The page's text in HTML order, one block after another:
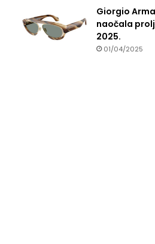
Giorgio
naočala
2025.
01/04/2025